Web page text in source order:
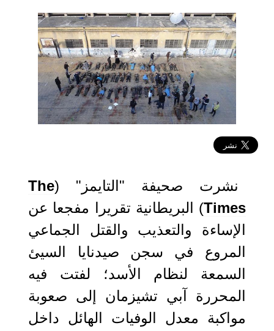
نشرت صحيفة "التايمز" (The
Times) البريطانية تقريرا مفجعا عن
الإساءة والتعذيب والقتل الجماعي
المروع في سجن صيدنايا السيئ
السمعة لنظام الأسد؛ لفتت فيه
المحررة آبي تشيزمان إلى صعوبة
مواكبة معدل الوفيات الهائل داخل